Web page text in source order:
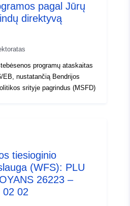
pagal Jūrų
direktyvą
programų ataskaitas
EB, nustatančią Bendrijos
srityje pagrindus (MSFD)
tiesioginio
(WFS): PLU
26223 –
02 02